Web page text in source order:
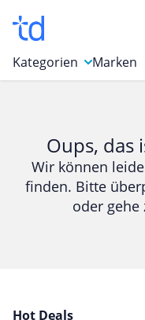
Kategorien
Bücher & Magazine
Computer &
Entertainment &
Garten, Haushalt &
Marken
Oups, das
Wir können
finden. Bitte
oder gehe
Hot Deals